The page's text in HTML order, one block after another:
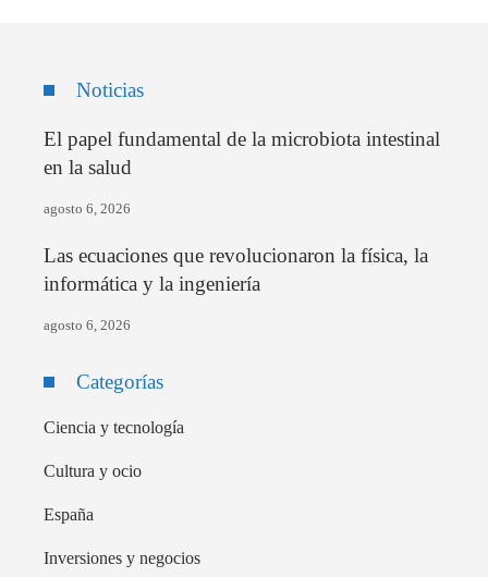
Noticias
El papel fundamental de la microbiota intestinal
en la salud
agosto 6, 2026
Las ecuaciones que revolucionaron la física, la
informática y la ingeniería
agosto 6, 2026
Categorías
Ciencia y tecnología
Cultura y ocio
España
Inversiones y negocios